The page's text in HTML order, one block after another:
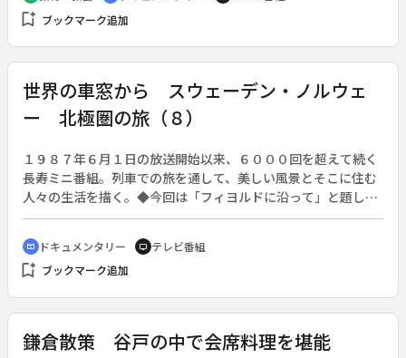
菅笠は「加賀笠」の名で全国に知られた。笠の骨組みを作るの
ソウケづくりの工程、菅笠づくりの工程
bookmark_add ブックマーク追加
世界の車窓から スウェーデン・ノルウェ
ー 北極圏の旅（８）
１９８７年６月１日の放送開始以来、６０００回を超えて続く
長寿ミニ番組。列車での旅を通して、美しい風景とそこに住む
人々の生活を描く。◆今回は「フィヨルドに沿って」と題し
て、スウェーデン・ノルウェーをイェリヴァレ・ナルヴィク、
ボードー・トロンハイムと旅する道のりを紹介する。
cinematic_blur ドキュメンタリー tv テレビ番組
bookmark_add ブックマーク追加
鎌倉散策 谷戸の中で会席料理を堪能